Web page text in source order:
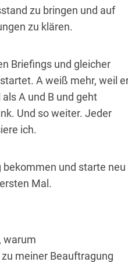
zu bringen und auf
zu klären.
Briefings und gleicher
A weiß mehr, weil
A und B und geht
Und so weiter. Jeder
ich.
bekommen und starte neu
Mal.
warum
meiner Beauftragung